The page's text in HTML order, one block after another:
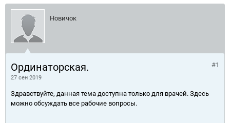
Новичок
Ординаторская.
27 сен 2019
#1
Здравствуйте, данная тема доступна только для врачей. Здесь
можно обсуждать все рабочие вопросы.